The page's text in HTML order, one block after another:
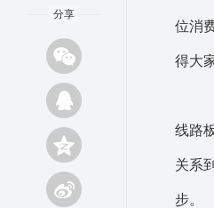
分享
位消
得大
线路
关系
步。